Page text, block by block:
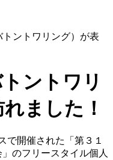
ントワリング）が表
ントワリ
ました！
で開催された「第３１
のフリースタイル個人